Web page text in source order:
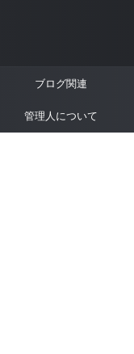
ブログ関連
管理人について